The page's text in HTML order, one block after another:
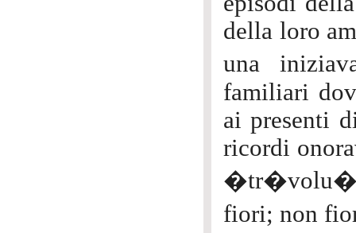
della loro
una
familiari
ai presenti
ricordi
�tr�volu�
fiori; non